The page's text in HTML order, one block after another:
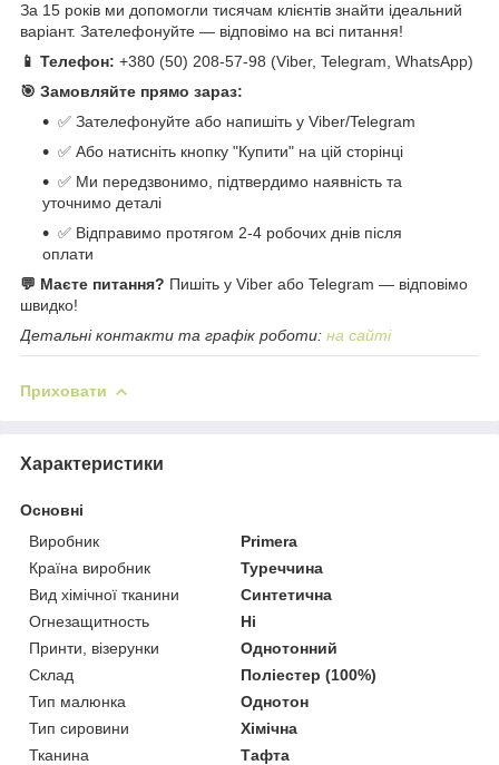
За 15 років ми допомогли тисячам клієнтів знайти ідеальний
варіант. Зателефонуйте — відповімо на всі питання!
📱 Телефон: +380 (50) 208-57-98 (Viber, Telegram, WhatsApp)
🎯 Замовляйте прямо зараз:
✅ Зателефонуйте або напишіть у Viber/Telegram
✅ Або натисніть кнопку "Купити" на цій сторінці
✅ Ми передзвонимо, підтвердимо наявність та
уточнимо деталі
✅ Відправимо протягом 2-4 робочих днів після
оплати
💬 Маєте питання? Пишіть у Viber або Telegram — відповімо
швидко!
Детальні контакти та графік роботи: на сайті
Приховати
Характеристики
Основні
Виробник
Primera
Країна виробник
Туреччина
Вид хімічної тканини
Синтетична
Огнезащитность
Ні
Принти, візерунки
Однотонний
Склад
Поліестер (100%)
Тип малюнка
Однотон
Тип сировини
Хімічна
Тканина
Тафта